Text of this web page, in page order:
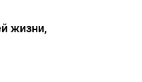
жизни,